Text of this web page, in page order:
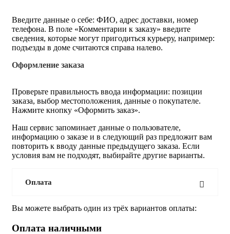
Введите данные о себе: ФИО, адрес доставки, номер
телефона. В поле «Комментарии к заказу» введите
сведения, которые могут пригодиться курьеру, например:
подъезды в доме считаются справа налево.
Оформление заказа
Проверьте правильность ввода информации: позиции
заказа, выбор местоположения, данные о покупателе.
Нажмите кнопку «Оформить заказ».
Наш сервис запоминает данные о пользователе,
информацию о заказе и в следующий раз предложит вам
повторить к вводу данные предыдущего заказа. Если
условия вам не подходят, выбирайте другие варианты.
Оплата
Вы можете выбрать один из трёх вариантов оплаты:
Оплата наличными